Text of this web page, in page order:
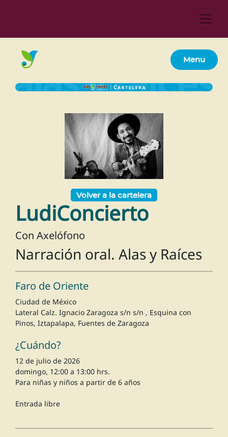
Menu
Volver a la cartelera
LudiConcierto
Con Axelófono
Narración oral. Alas y Raíces
Faro de Oriente
Ciudad de México
Lateral Calz. Ignacio Zaragoza s/n s/n , Esquina con
Pinos, Iztapalapa, Fuentes de Zaragoza
¿Cuándo?
12 de julio de 2026
domingo, 12:00 a 13:00 hrs.
Para niñas y niños a partir de 6 años
Entrada libre